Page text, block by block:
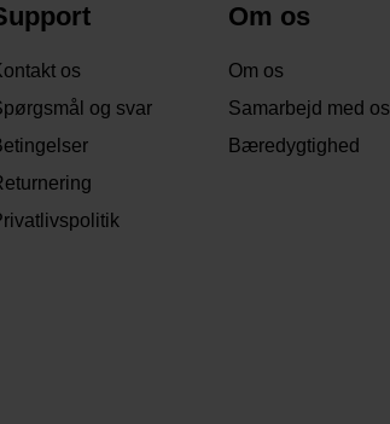
os
og svar
Om os
Om os
Samarbejd med os
Bæredygtighed